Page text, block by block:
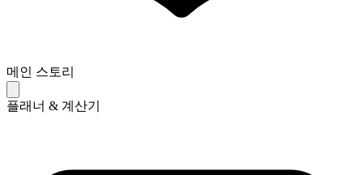
메인 스토리
플래너 & 계산기